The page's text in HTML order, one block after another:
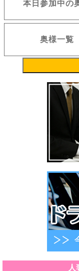
本日参加中の
奥様一覧
人